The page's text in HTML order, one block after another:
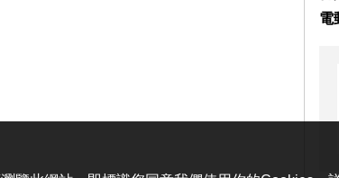
電